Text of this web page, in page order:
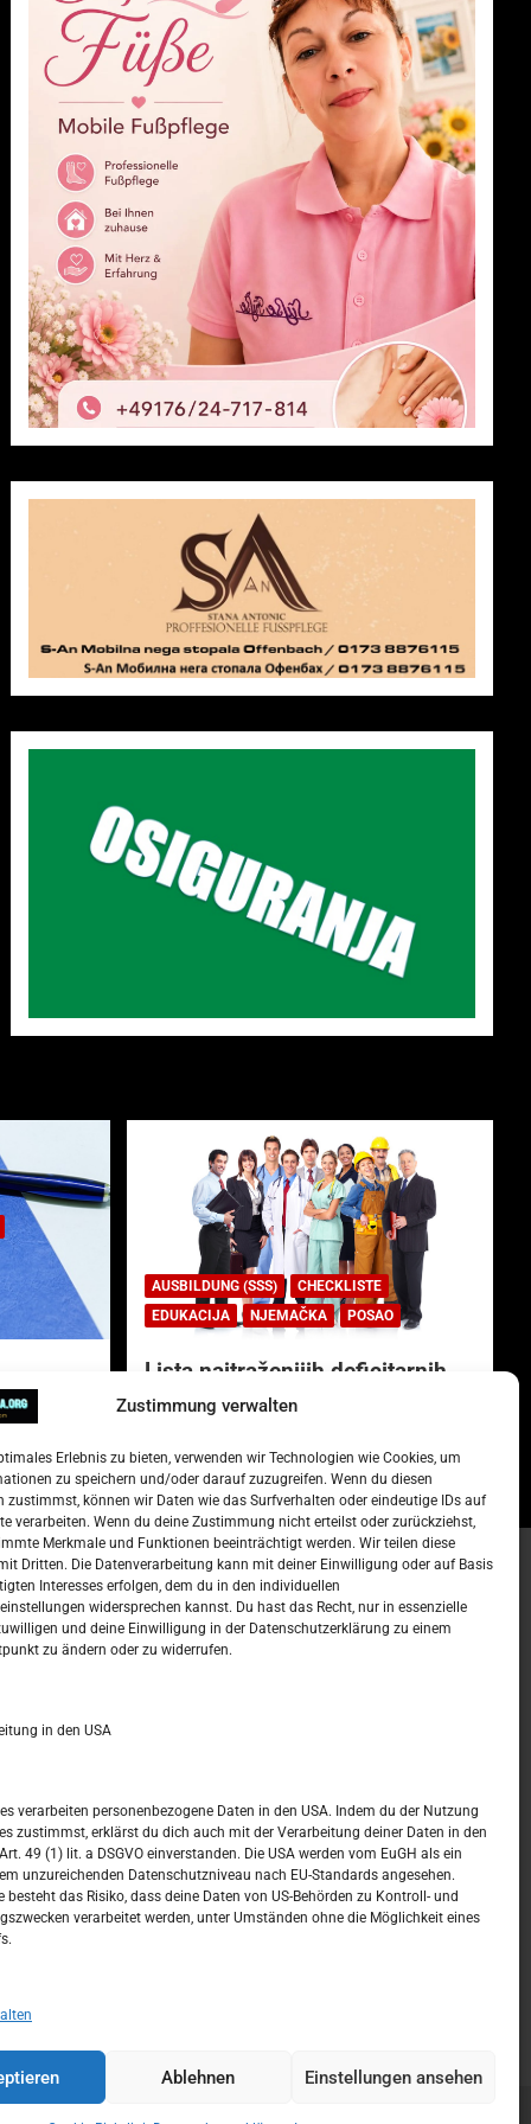
Zustimmung verwalten
Erlebnis zu bieten, verwenden wir Technologien wie Cookies, um
zu speichern und/oder darauf zuzugreifen. Wenn du diesen
zustimmst, können wir Daten wie das Surfverhalten oder eindeutige IDs auf
verarbeiten. Wenn du deine Zustimmung nicht erteilst oder zurückziehst,
Merkmale und Funktionen beeinträchtigt werden. Wir teilen diese
Dritten. Die Datenverarbeitung kann mit deiner Einwilligung oder auf Basis
Interesses erfolgen, dem du in den individuellen
widersprechen kannst. Du hast das Recht, nur in essenzielle
und deine Einwilligung in der Datenschutzerklärung zu einem
zu ändern oder zu widerrufen.
in den USA
verarbeiten personenbezogene Daten in den USA. Indem du der Nutzung
zustimmst, erklärst du dich auch mit der Verarbeitung deiner Daten in den
49 (1) lit. a DSGVO einverstanden. Die USA werden vom EuGH als ein
unzureichenden Datenschutzniveau nach EU-Standards angesehen.
besteht das Risiko, dass deine Daten von US-Behörden zu Kontroll- und
verarbeitet werden, unter Umständen ohne die Möglichkeit eines
Ablehnen Einstellungen ansehen
AUSBILDUNG (SSS)
CHECKLISTE
EDUKACIJA
NJEMAČKA POSAO
Lista najtraženijih deficitarnih
zanimanja u Njemačkoj.
–
Kalendar
10 11 12 13 14 15 16
17 18 19 20 21 22
24 25 26 27 28 29 30